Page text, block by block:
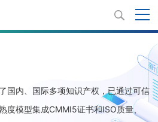
国内、国际多项知识产权，已通过可信
度模型集成CMMI5证书和ISO质量、